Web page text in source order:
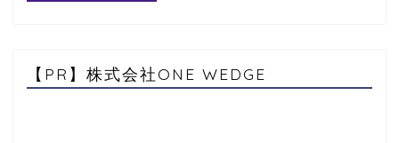
【PR】株式会社ONE WEDGE